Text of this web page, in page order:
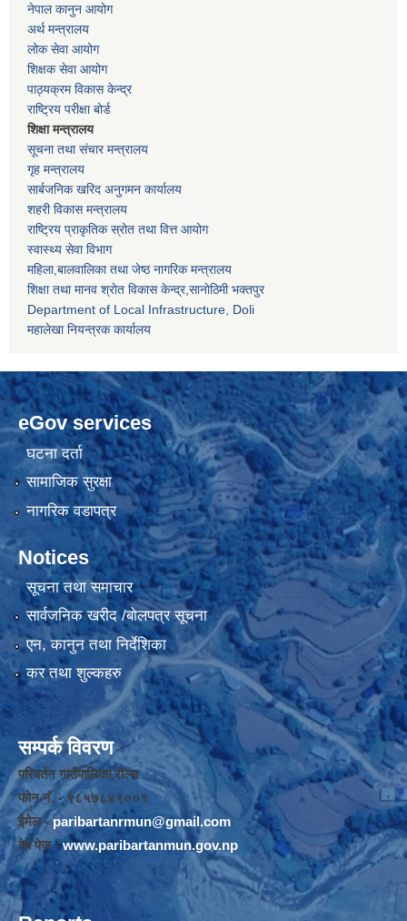
नेपाल कानुन आयोग
अर्थ मन्त्रालय
लोक सेवा आयोग
शिक्षक सेवा आयोग
पाठ्यक्रम विकास केन्द्र
राष्ट्रिय परीक्षा बोर्ड
शिक्षा मन्त्रालय
सूचना तथा संचार मन्त्रालय
गृह मन्त्रालय
सार्बजनिक खरिद अनुगमन कार्यालय
शहरी विकास मन्त्रालय
राष्ट्रिय प्राकृतिक स्रोत तथा वित्त आयोग
स्वास्थ्य सेवा विभाग
महिला,बालवालिका तथा जेष्ठ नागरिक मन्त्रालय
शिक्षा तथा मानव श्राेत विकास केन्द्र,सानाेठिमी भक्तपुर
Department of Local Infrastructure, Doli
महालेखा नियन्त्रक कार्यालय
eGov services
घटना दर्ता
सामाजिक सुरक्षा
नागरिक वडापत्र
Notices
सूचना तथा समाचार
सार्वजनिक खरीद /बोलपत्र सूचना
एन, कानुन तथा निर्देशिका
कर तथा शुल्कहरु
सम्पर्क विवरण
परिवर्तन गाउँपालिका,रोल्पा
फोन नंं. - ९८५७८४९००१
ईमेल -paribartanrmun@gmail.com
वेब पेज -www.paribartanmun.gov.np